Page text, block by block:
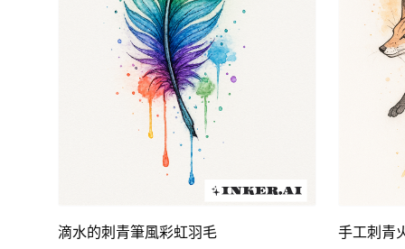
滴水的刺青筆風彩虹羽毛 手工刺青